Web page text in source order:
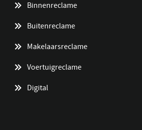
Binnenreclame
Buitenreclame
Makelaarsreclame
Voertuigreclame
Digital